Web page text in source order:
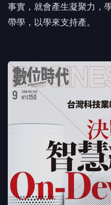
事實，就會產生凝聚力，
帶學，以學來支持產。